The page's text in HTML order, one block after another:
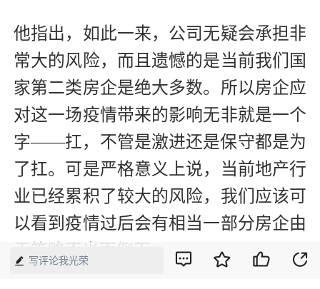
他指出，如此一来，公司无疑会承担非
常大的风险，而且遗憾的是当前我们国
家第二类房企是绝大多数。所以房企应
对这一场疫情带来的影响无非就是一个
字——扛，不管是激进还是保守都是为
了扛。可是严格意义上说，当前地产行
业已经累积了较大的风险，我们应该可
以看到疫情过后会有相当一部分房企由
写评论我光荣